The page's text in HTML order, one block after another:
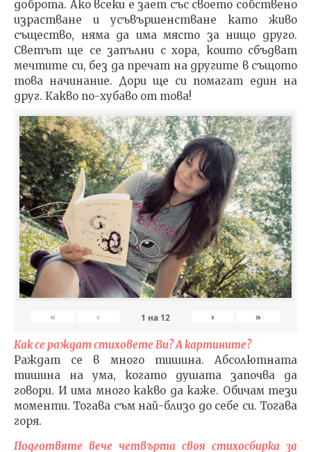
доброта. Ако всеки е зает със своето собствено
израстване и усъвършенстване като живо
същество, няма да има място за нищо друго.
Светът ще се запълни с хора, които сбъдват
мечтите си, без да пречат на другите в същото
това начинание. Дори ще си помагат един на
друг. Какво по-хубаво от това!
« ‹ 1 на 12 › »
Как се раждат стиховете Ви? А картините?
Раждат се в много тишина. Абсолютната
тишина на ума, когато душата започва да
говори. И има много какво да каже. Обичам тези
моменти. Тогава съм най-близо до себе си. Тогава
горя.
Подготвяте вече четвърта своя стихосбирка за